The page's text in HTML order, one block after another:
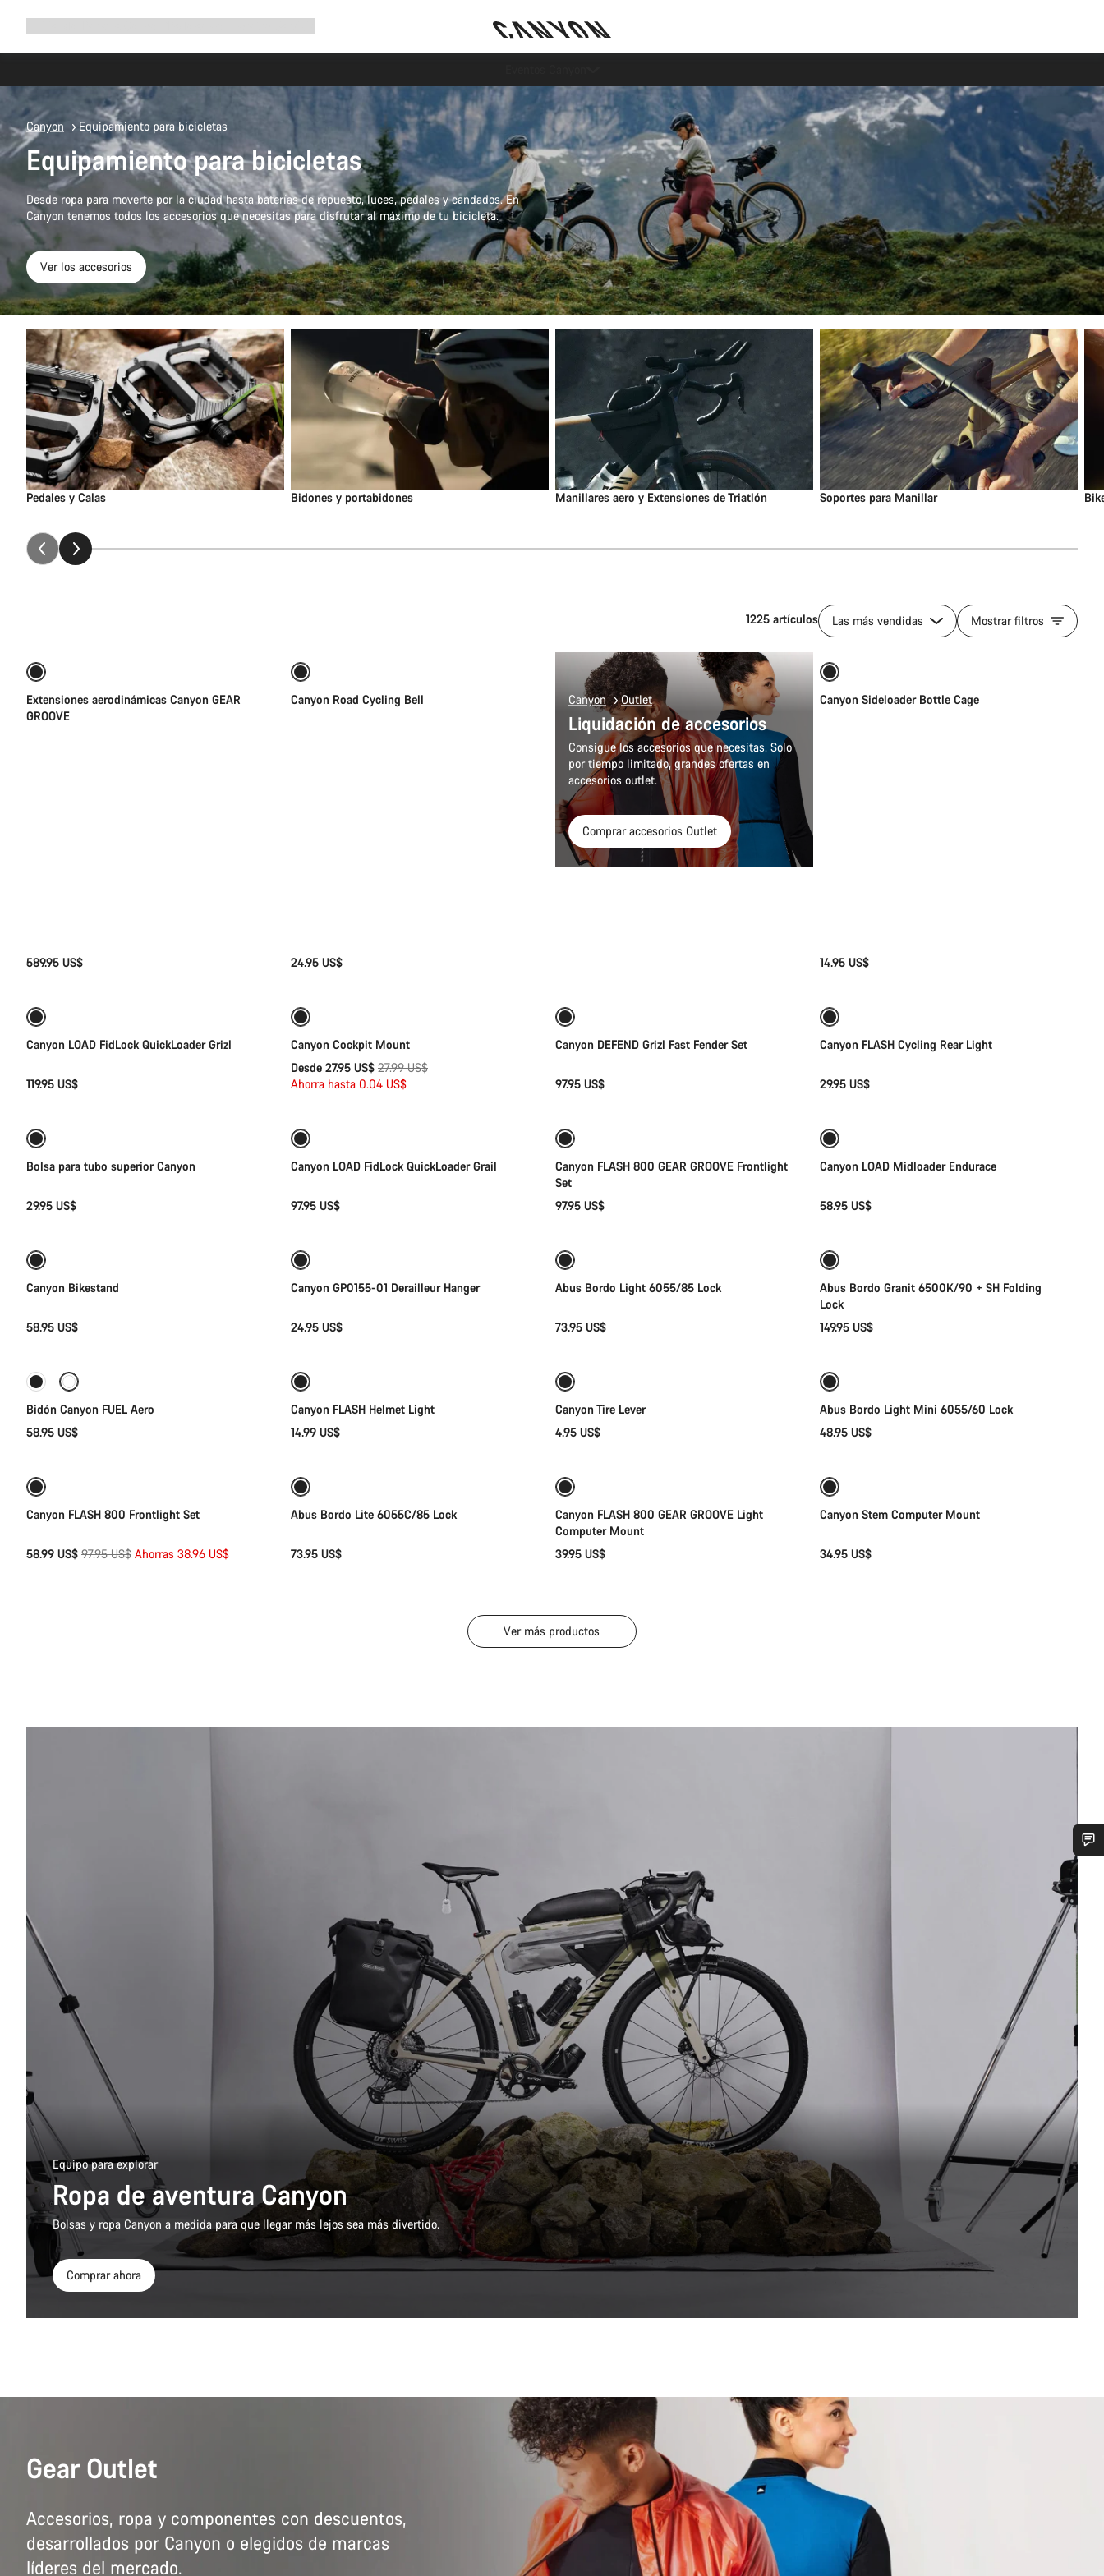
Canyon Equipamiento para bicicletas
Equipamiento para bicicletas
Desde ropa para moverte por la ciudad hasta baterías de repuesto, luces, pedales y candados. En
Canyon tenemos todos los accesorios que necesitas para disfrutar al máximo de tu bicicleta.
Ver los accesorios
Pedales y Calas Bidones y portabidones Manillares aero y Extensiones de Triatlón Soportes para Manillar
1225 artículos Las más vendidas Mostrar filtros
Extensiones aerodinámicas Canyon GEAR
GROOVE
589.95 US$
Canyon Road Cycling Bell
24.95 US$
Canyon Outlet
Liquidación de accesorios
Consigue los accesorios que necesitas. Solo
por tiempo limitado, grandes ofertas en
accesorios outlet.
Comprar accesorios Outlet
Selección rápida
Canyon Sideloader Bottle Cage
14.95 US$
Canyon LOAD FidLock QuickLoader Grizl
119.95 US$
Canyon Cockpit Mount
Desde 27.95 US$ Precio
original
27.99 US$
Ahorra hasta 0.04 US$
Canyon DEFEND Grizl Fast Fender Set
97.95 US$
Canyon FLASH Cycling Rear Light
29.95 US$
Bolsa para tubo superior Canyon
29.95 US$
Selección rápida
Canyon LOAD FidLock QuickLoader Grail
97.95 US$
Canyon FLASH 800 GEAR GROOVE Frontlight
Set
97.95 US$
Canyon LOAD Midloader Endurace
58.95 US$
Canyon Bikestand
58.95 US$
Canyon GP0155-01 Derailleur Hanger
24.95 US$
Abus Bordo Light 6055/85 Lock
73.95 US$
Abus Bordo Granit 6500K/90 + SH Folding
Lock
149.95 US$
Bidón Canyon FUEL Aero
58.95 US$
Canyon FLASH Helmet Light
14.99 US$
Canyon Tire Lever
4.95 US$
Abus Bordo Light Mini 6055/60 Lock
48.95 US$
Preparada para los elementos
Canyon FLASH 800 Frontlight Set
58.99 US$ Precio
97.95 US$ Ahorras 38.96 US$
Abus Bordo Lite 6055C/85 Lock
73.95 US$
Canyon FLASH 800 GEAR GROOVE Light
Computer Mount
39.95 US$
Canyon Stem Computer Mount
34.95 US$
Ver más productos
Equipo para explorar
Ropa de aventura Canyon
Bolsas y ropa Canyon a medida para que llegar más lejos sea más divertido.
Comprar ahora
Gear Outlet
Accesorios, ropa y componentes con descuentos,
desarrollados por Canyon o elegidos de marcas
líderes del mercado.
Nuestros expertos estarán encantados de responder a tus preguntas.
Cerrar